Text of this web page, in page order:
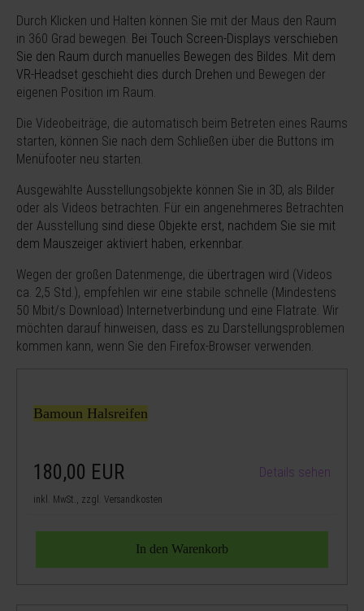
Durch Klicken und Halten können Sie mit der Maus den Raum
in 360 Grad bewegen. Bei Touch Screen-Displays verschieben
Sie den Raum durch manuelles Bewegen des Bildes. Mit dem
VR-Headset geschieht dies durch Drehen und Bewegen der
eigenen Position im Raum.
Die Videobeiträge, die automatisch beim Betreten eines Raums
starten, können Sie nach dem Schließen über die Buttons im
Menüfooter neu starten.
Ausgewählte Ausstellungsobjekte können Sie in 3D, als Bilder
oder als Videos betrachten. Für ein angenehmeres Betrachten
der Ausstellung sind diese Objekte erst, nachdem Sie sie mit
dem Mauszeiger aktiviert haben, erkennbar.
Wegen der großen Datenmenge, die übertragen wird (Videos
ca. 2,5 Std.), empfehlen wir eine stabile schnelle (Mindestens
50 Mbit/s Download) Internetverbindung und eine Flatrate. Wir
möchten darauf hinweisen, dass es zu Darstellungsproblemen
kommen kann, wenn Sie den Firefox-Browser verwenden.
Bamoun Halsreifen
180,00 EUR Details sehen
inkl. MwSt., zzgl. Versandkosten